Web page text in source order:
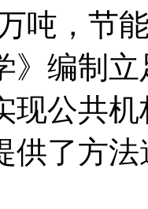
吨，节
》编制
现公共
供了方